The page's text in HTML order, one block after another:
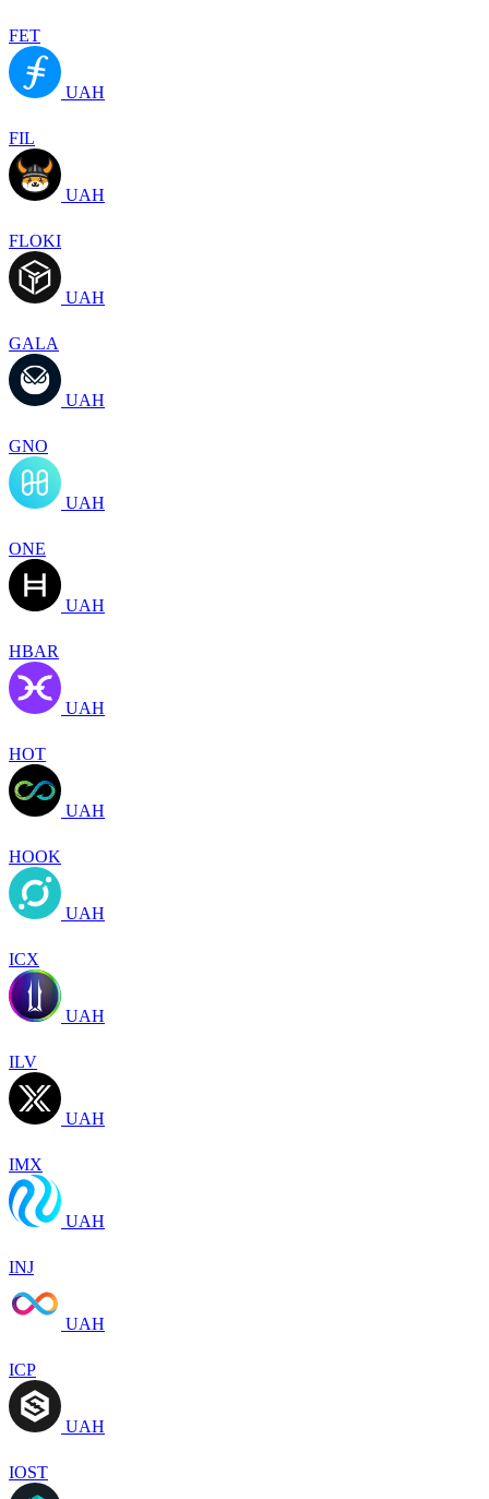
FET
UAH
FIL
UAH
FLOKI
UAH
GALA
UAH
GNO
UAH
ONE
UAH
HBAR
UAH
HOT
UAH
HOOK
UAH
ICX
UAH
ILV
UAH
IMX
UAH
INJ
UAH
ICP
UAH
IOST